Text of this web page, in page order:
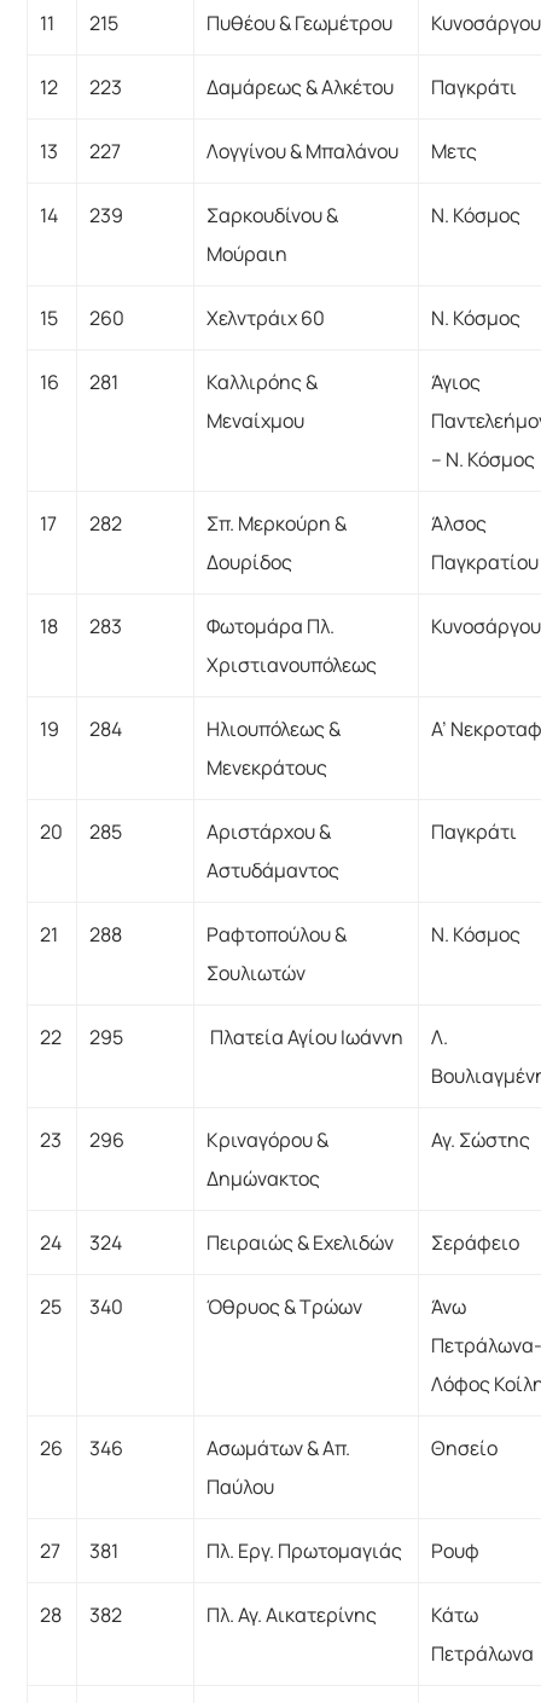
11 215 Πυθέου & Γεωμέτρου
12 223 Δαμάρεως & Αλκέτου Παγκράτι
13 227 Λογγίνου & Μπαλάνου Μετς
14 239
Σαρκουδίνου &
Μούραιη
Ν. Κόσμος
15 260 Χελντράιχ 60 Ν. Κόσμος
16 281
Καλλιρόης &
Μεναίχμου
Άγιος
– Ν. Κόσμος
17 282
Σπ. Μερκούρη &
Δουρίδος
Άλσος
Παγκρατίου
18 283
Φωτομάρα Πλ.
Χριστιανουπόλεως
19 284
Ηλιουπόλεως &
Μενεκράτους
Α’
20 285
Αριστάρχου &
Αστυδάμαντος
Παγκράτι
21 288
Ραφτοπούλου &
Σουλιωτών
Ν. Κόσμος
22 295 Πλατεία Αγίου Ιωάννη
Λ.
23 296
Κριναγόρου &
Δημώνακτος
Αγ. Σώστης
24 324 Πειραιώς & Εχελιδών Σεράφειο
25 340 Όθρυος & Τρώων
Άνω
Λόφος
26 346
Ασωμάτων & Απ.
Παύλου
Θησείο
27 381 Πλ. Εργ. Πρωτομαγιάς Ρουφ
28 382 Πλ. Αγ. Αικατερίνης
Κάτω
Πετράλωνα